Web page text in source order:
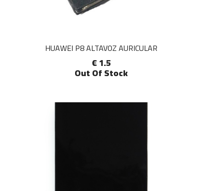
HUAWEI P8 ALTAVOZ AURICULAR
€ 1.5
Out Of Stock